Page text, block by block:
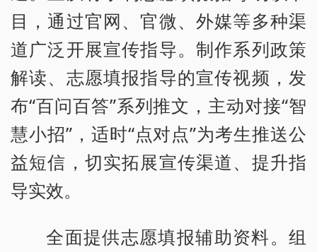
目，通过官网、官微、外媒等多种渠
道广泛开展宣传指导。制作系列政策
解读、志愿填报指导的宣传视频，发
布“百问百答”系列推文，主动对接“智
慧小招”，适时“点对点”为考生推送公
益短信，切实拓展宣传渠道、提升指
导实效。
全面提供志愿填报辅助资料。组